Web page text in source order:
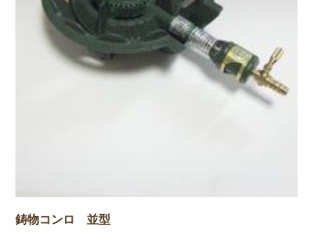
鋳物コンロ 並型